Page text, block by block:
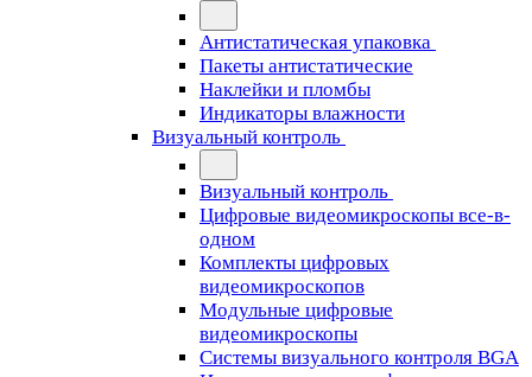
Антистатическая упаковка
Пакеты антистатические
Наклейки и пломбы
Индикаторы влажности
Визуальный контроль
Визуальный контроль
Цифровые видеомикроскопы все-в-
одном
Комплекты цифровых
видеомикроскопов
Модульные цифровые
видеомикроскопы
Cистемы визуального контроля BGA